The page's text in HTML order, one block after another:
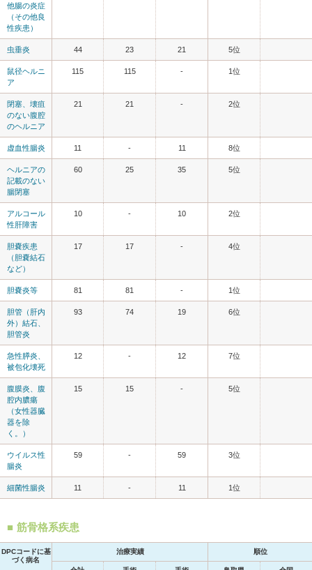
他腸の炎症
（その他良
性疾患）
虫垂炎 44 23 21 5位
鼠径ヘルニ
ア
115 115 - 1位
閉塞、壊疽
のない腹腔
のヘルニア
21 21 - 2位
虚血性腸炎 11 - 11 8位
ヘルニアの
記載のない
腸閉塞
60 25 35 5位
アルコール
性肝障害
10 - 10 2位
胆嚢疾患
（胆嚢結石
など）
17 17 - 4位
胆嚢炎等 81 81 - 1位
胆管（肝内
外）結石、
胆管炎
93 74 19 6位
急性膵炎、
被包化壊死
12 - 12 7位
腹膜炎、腹
腔内膿瘍
（女性器臓
器を除
く。）
15 15 - 5位
ウイルス性
腸炎
59 - 59 3位
細菌性腸炎 11 - 11 1位
筋骨格系疾患
DPCコードに基
づく病名
治療実績 順位